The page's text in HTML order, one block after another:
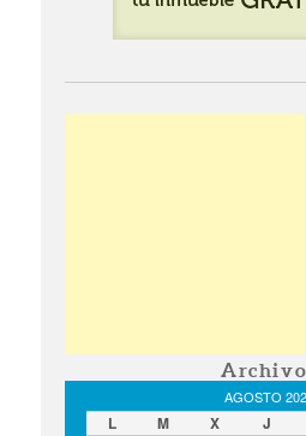
AGOSTO
L M X J